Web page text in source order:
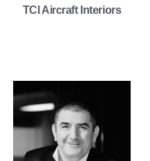
TCI Aircraft Interiors